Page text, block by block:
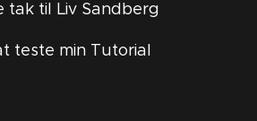
tak til Liv Sandberg
teste min Tutorial